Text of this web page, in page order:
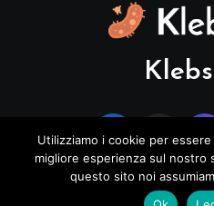
Utilizziamo i cookie per
migliore esperienza sul nostro
questo sito noi